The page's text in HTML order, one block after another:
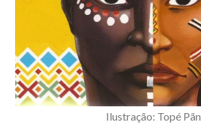
Ilustração: Topé Pãn